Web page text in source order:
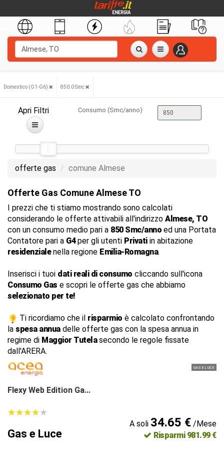
Domestico (G1-G6) 850.0 Smc
Apri Filtri Consumo (Smc/anno)
offerte gas comune Almese
Offerte Gas Comune Almese TO
I prezzi che ti stiamo mostrando sono calcolati
considerando le offerte attivabili all'indirizzo Almese, TO
con un consumo medio pari a 850 Smc/anno ed una Portata
Contatore pari a G4per gli utenti Privatiin abitazione
residenzialenella regione Emilia-Romagna.
Inserisci i tuoi dati reali di consumo cliccando sull'icona
Consumo Gas e scopri le offerte gas che abbiamo
selezionato per te!
Ti ricordiamo che il risparmio è calcolato confrontando
la spesa annuadelle offerte gas con la spesa annua in
regime di Maggior Tutelasecondo le regole fissate
dall'ARERA.
GAS E LUCE
Flexy Web Edition Ga...
★★★★★
★★★★★
Gas e Luce
A soli 34.65 €/Mese
Risparmi 981.99 €